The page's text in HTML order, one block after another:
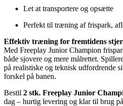
Let at transportere og opsætte
Perfekt til træning af frispark,
Effektiv træning for fremtidens
Med Freeplay Junior Champion
både sjovere og mere målrettet.
på realistiske og teknisk udfordrende
forskel på banen.
Bestil 2 stk. Freeplay Junior
dag – hurtig levering og klar til brug